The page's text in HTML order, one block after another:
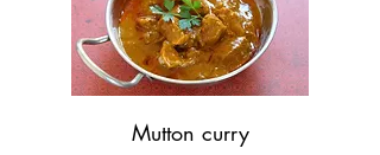
Mutton curry